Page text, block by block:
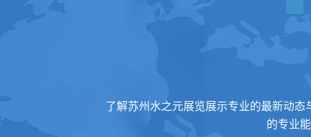
了解苏州水之元展览展示专业的最新动
的专业